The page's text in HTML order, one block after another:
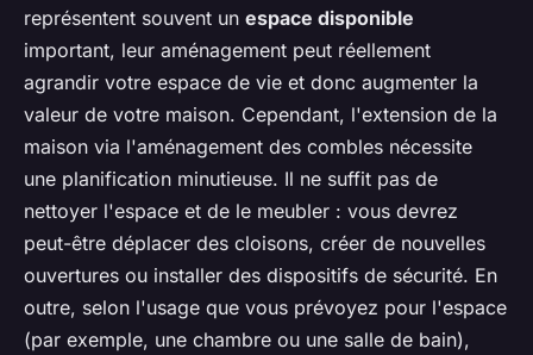
représentent souvent un espace disponible
important, leur aménagement peut réellement
agrandir votre espace de vie et donc augmenter la
valeur de votre maison. Cependant, l'extension de la
maison via l'aménagement des combles nécessite
une planification minutieuse. Il ne suffit pas de
nettoyer l'espace et de le meubler : vous devrez
peut-être déplacer des cloisons, créer de nouvelles
ouvertures ou installer des dispositifs de sécurité. En
outre, selon l'usage que vous prévoyez pour l'espace
(par exemple, une chambre ou une salle de bain),